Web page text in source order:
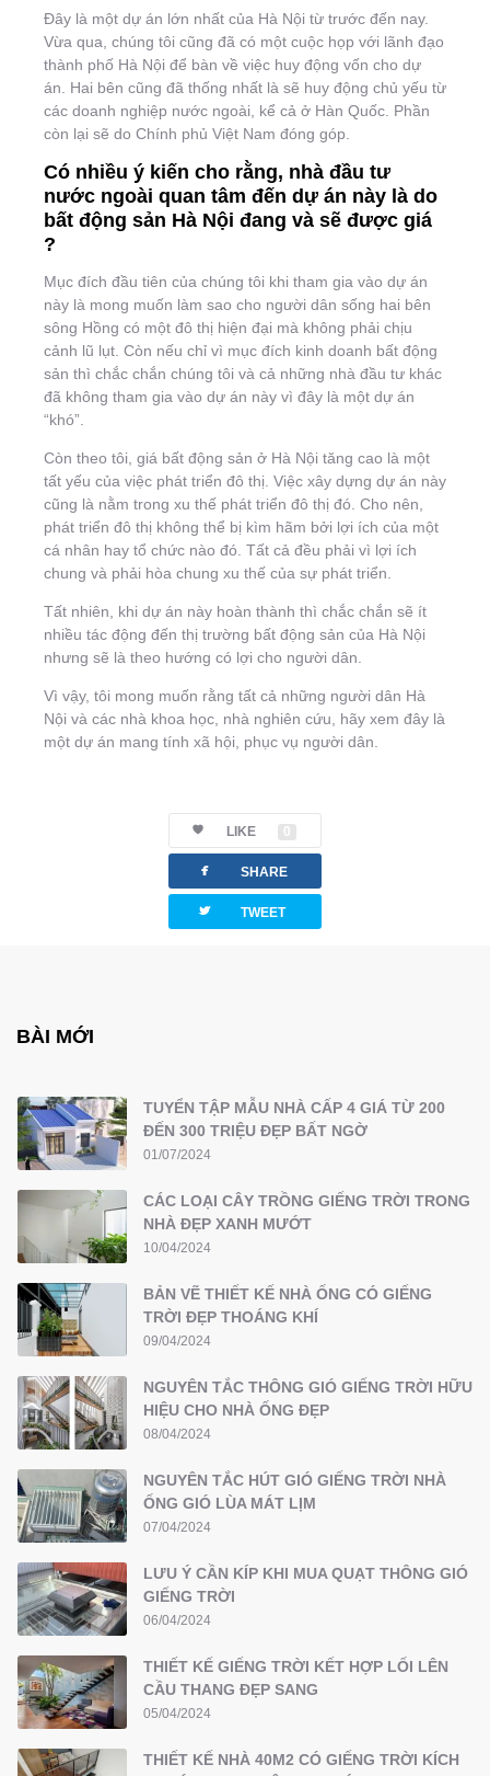
Đây là một dự án lớn nhất của Hà Nội từ trước đến nay.
Vừa qua, chúng tôi cũng đã có một cuộc họp với lãnh đạo
thành phố Hà Nội để bàn về việc huy động vốn cho dự
án. Hai bên cũng đã thống nhất là sẽ huy động chủ yếu từ
các doanh nghiệp nước ngoài, kể cả ở Hàn Quốc. Phần
còn lại sẽ do Chính phủ Việt Nam đóng góp.
Có nhiều ý kiến cho rằng, nhà đầu tư
nước ngoài quan tâm đến dự án này là do
bất động sản Hà Nội đang và sẽ được giá
?
Mục đích đầu tiên của chúng tôi khi tham gia vào dự án
này là mong muốn làm sao cho người dân sống hai bên
sông Hồng có một đô thị hiện đại mà không phải chịu
cảnh lũ lụt. Còn nếu chỉ vì mục đích kinh doanh bất động
sản thì chắc chắn chúng tôi và cả những nhà đầu tư khác
đã không tham gia vào dự án này vì đây là một dự án
“khó”.
Còn theo tôi, giá bất động sản ở Hà Nội tăng cao là một
tất yếu của việc phát triển đô thị. Việc xây dựng dự án này
cũng là nằm trong xu thế phát triển đô thị đó. Cho nên,
phát triển đô thị không thể bị kìm hãm bởi lợi ích của một
cá nhân hay tổ chức nào đó. Tất cả đều phải vì lợi ích
chung và phải hòa chung xu thế của sự phát triển.
Tất nhiên, khi dự án này hoàn thành thì chắc chắn sẽ ít
nhiều tác động đến thị trường bất động sản của Hà Nội
nhưng sẽ là theo hướng có lợi cho người dân.
Vì vậy, tôi mong muốn rằng tất cả những người dân Hà
Nội và các nhà khoa học, nhà nghiên cứu, hãy xem đây là
một dự án mang tính xã hội, phục vụ người dân.
LIKE 0
facebook SHARE
twitterbird TWEET
BÀI MỚI
TUYỂN TẬP MẪU NHÀ CẤP 4 GIÁ TỪ 200
ĐẾN 300 TRIỆU ĐẸP BẤT NGỜ
01/07/2024
CÁC LOẠI CÂY TRỒNG GIẾNG TRỜI TRONG
NHÀ ĐẸP XANH MƯỚT
10/04/2024
BẢN VẼ THIẾT KẾ NHÀ ỐNG CÓ GIẾNG
TRỜI ĐẸP THOÁNG KHÍ
09/04/2024
NGUYÊN TẮC THÔNG GIÓ GIẾNG TRỜI HỮU
HIỆU CHO NHÀ ỐNG ĐẸP
08/04/2024
NGUYÊN TẮC HÚT GIÓ GIẾNG TRỜI NHÀ
ỐNG GIÓ LÙA MÁT LỊM
07/04/2024
LƯU Ý CẦN KÍP KHI MUA QUẠT THÔNG GIÓ
GIẾNG TRỜI
06/04/2024
THIẾT KẾ GIẾNG TRỜI KẾT HỢP LỐI LÊN
CẦU THANG ĐẸP SANG
05/04/2024
THIẾT KẾ NHÀ 40M2 CÓ GIẾNG TRỜI KÍCH